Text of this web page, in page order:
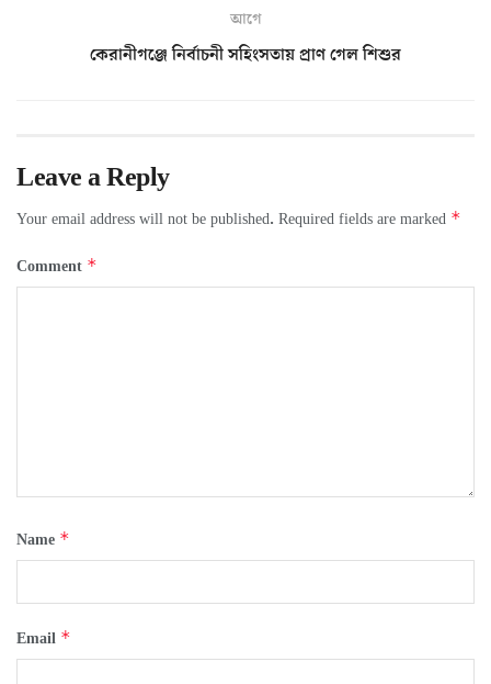
আগে
কেরানীগঞ্জে নির্বাচনী সহিংসতায় প্রাণ গেল শিশুর
Leave a Reply
Your email address will not be published. Required fields are marked *
Comment *
Name *
Email *